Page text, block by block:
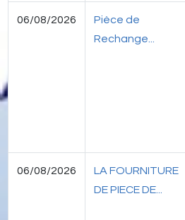
06/08/2026
Pièce de
Rechange...
06/08/2026
LA FOURNITURE
DE PIECE DE...